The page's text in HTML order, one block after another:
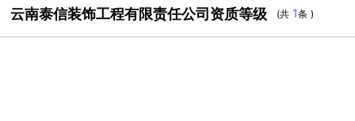
云南泰信装饰工程有限责任公司资质等级 (共 1条 )